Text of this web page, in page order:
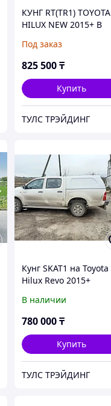
КУНГ RT(ТR1) TOYOTA
HILUX NEW 2015+ В
Под заказ
825 500₸
Купить
ТУЛС ТРЭЙДИНГ
Кунг SKAT1 на Toyota
Hilux Revo 2015+
В наличии
780 000₸
Купить
ТУЛС ТРЭЙДИНГ